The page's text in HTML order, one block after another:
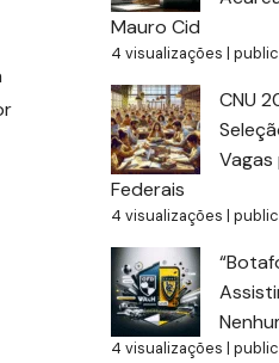
Mauro Cid
4 visualizações |
CNU
Federais
4 visualizações |
4 visualizações |